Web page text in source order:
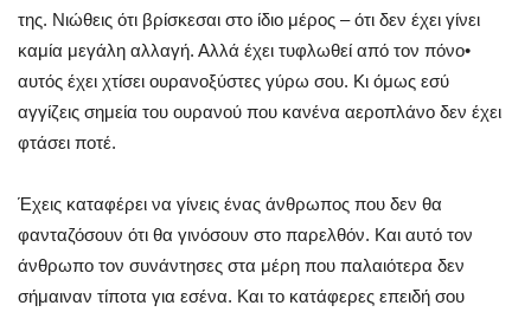
της. Νιώθεις ότι βρίσκεσαι στο ίδιο μέρος – ότι δεν έχει γίνει
καμία μεγάλη αλλαγή. Αλλά έχει τυφλωθεί από τον πόνο•
αυτός έχει χτίσει ουρανοξύστες γύρω σου. Κι όμως εσύ
αγγίζεις σημεία του ουρανού που κανένα αεροπλάνο δεν έχει
φτάσει ποτέ.
Έχεις καταφέρει να γίνεις ένας άνθρωπος που δεν θα
φανταζόσουν ότι θα γινόσουν στο παρελθόν. Και αυτό τον
άνθρωπο τον συνάντησες στα μέρη που παλαιότερα δεν
σήμαιναν τίποτα για εσένα. Και το κατάφερες επειδή σου